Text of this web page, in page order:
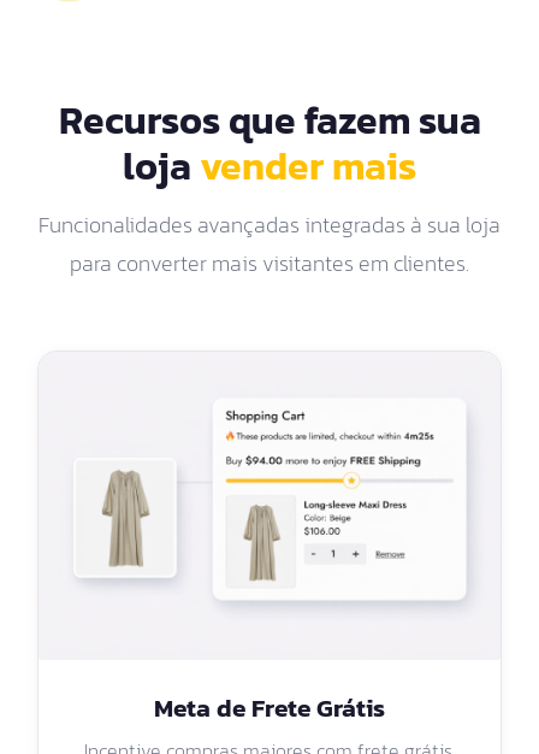
Recursos que fazem sua
lojavender mais
Funcionalidades avançadas integradas à sua loja
para converter mais visitantes em clientes.
Meta de Frete Grátis